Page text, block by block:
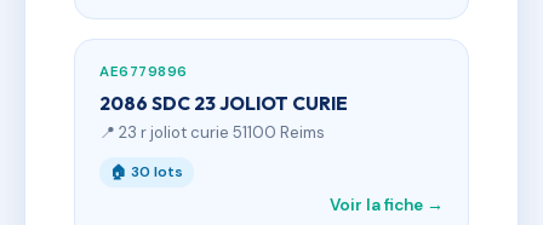
AE6779896
2086 SDC 23 JOLIOT CURIE
📍 23 r joliot curie 51100 Reims
🏠 30 lots
Voir la fiche →